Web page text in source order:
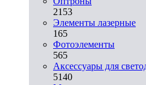
2153
Элементы лазерные
165
Фотоэлементы
565
Аксессуары для
5140